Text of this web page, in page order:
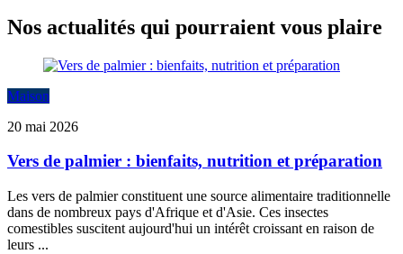
Nos actualités qui pourraient vous plaire
Maison
20 mai 2026
Vers de palmier : bienfaits, nutrition et préparation
Les vers de palmier constituent une source alimentaire traditionnelle
dans de nombreux pays d'Afrique et d'Asie. Ces insectes
comestibles suscitent aujourd'hui un intérêt croissant en raison de
leurs ...